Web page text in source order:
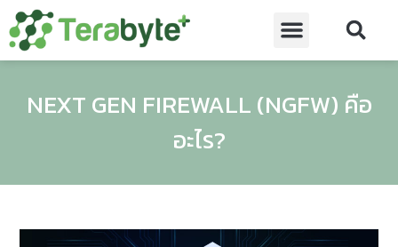
NEXT GEN FIREWALL (NGFW) คือ
อะไร?